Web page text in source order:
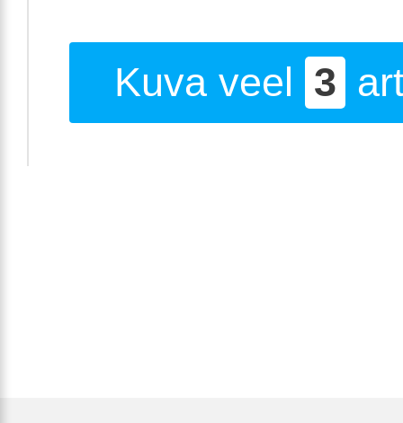
Kuva veel 3